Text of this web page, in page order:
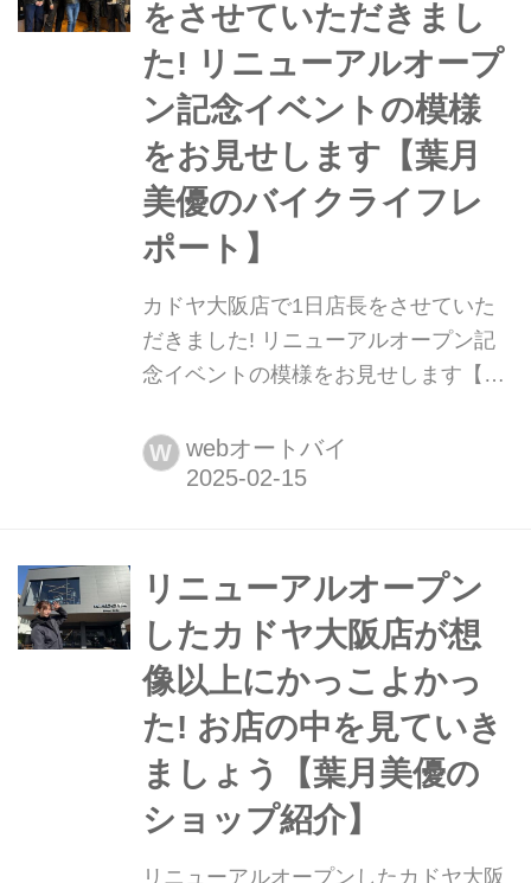
をさせていただきまし
た! リニューアルオープ
ン記念イベントの模様
をお見せします【葉月
美優のバイクライフレ
ポート】
カドヤ大阪店で1日店長をさせていた
だきました! リニューアルオープン記
念イベントの模様をお見せします【葉
美優です。2025年2月8日にリニューア
ルオープンしたKADOYA大阪店で、リ
店長としてイベントに出演させていた
だきました。
W webオートバイ
リニューアルオープン
したカドヤ大阪店が想
像以上にかっこよかっ
た! お店の中を見ていき
ましょう【葉月美優の
ショップ紹介】
リニューアルオープンしたカドヤ大阪